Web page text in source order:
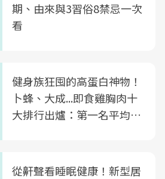
期、由來與3習俗8禁忌一次
看
健身族狂囤的高蛋白神物！
卜蜂、大成...即食雞胸肉十
大排行出爐：第一名平均一
從鼾聲看睡眠健康！新型居